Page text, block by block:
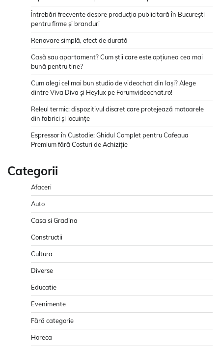
Întrebări frecvente despre producția publicitară în București
pentru firme și branduri
Renovare simplă, efect de durată
Casă sau apartament? Cum știi care este opțiunea cea mai
bună pentru tine?
Cum alegi cel mai bun studio de videochat din Iași? Alege
dintre Viva Diva și Heylux pe Forumvideochat.ro!
Releul termic: dispozitivul discret care protejează motoarele
din fabrici și locuințe
Espressor în Custodie: Ghidul Complet pentru Cafeaua
Premium fără Costuri de Achiziție
Categorii
Afaceri
Auto
Casa si Gradina
Constructii
Cultura
Diverse
Educatie
Evenimente
Fără categorie
Horeca